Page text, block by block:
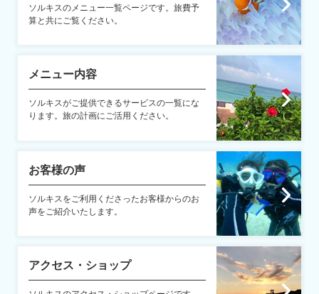
ソルキスのメニュー一覧ページです。旅費予
算と共にご覧ください。
メニュー内容
ソルキスがご提供できるサービスの一覧にな
ります。旅の計画にご活用ください。
お客様の声
ソルキスをご利用くださったお客様からのお
声をご紹介いたします。
アクセス・ショップ